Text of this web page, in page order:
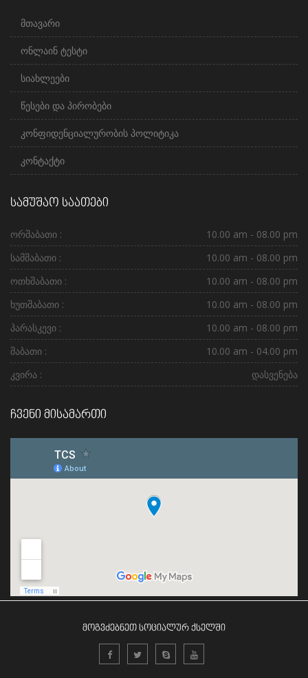
მთავარი
ონლაინ ტესტი
სიახლეები
წესები და პირობები
კონფიდენციალურობის პოლიტიკა
კონტაქტი
სამუშაო საათები
ორშაბათი :
10.00 am - 08.00 pm
სამშაბათი :
10.00 am - 08.00 pm
ოთხშაბათი :
10.00 am - 08.00 pm
ხუთშაბათი :
10.00 am - 08.00 pm
პარასკევი :
10.00 am - 08.00 pm
შაბათი :
10.00 am - 04.00 pm
კვირა :
დასვენება
ჩვენი მისამართი
მოგვძებნეთ სოციალურ ქსელში